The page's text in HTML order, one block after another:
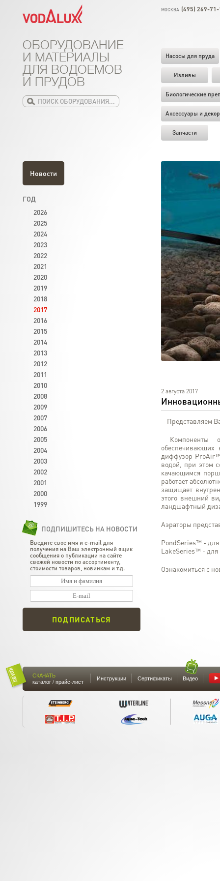
МОСКВА (495) 269-
Насосы для пруда
Изливы
Биологические
Аксессуары и декор
Запчасти
ОБОРУДОВАНИЕ
И МАТЕРИАЛЫ
ДЛЯ ВОДОЕМОВ
И ПРУДОВ
2 августа 2017
Представляем
Компоненты
диффузор
водой, при этом
качающимся
работает
защищает
этого внешний
ландшафтный
Аэраторы
PondSeries™ - для
LakeSeries™ - для
Ознакомиться с
Новости
ГОД
2026
2025
2024
2023
2022
2021
2020
2019
2018
2017
2016
2015
2014
2013
2012
2011
2010
2008
2009
2007
2006
2005
2004
2003
2002
2001
2000
1999
ПОДПИШИТЕСЬ НА НОВОСТИ
Введите свое имя и e-mail для
получения на Ваш электронный ящик
сообщения о публикации на сайте
свежей новости по ассортименту,
стоимости товаров, новинкам и т.д.
ПОДПИСАТЬСЯ
СКАЧАТЬ
каталог / прайс-лист
Инструкции Сертификаты Видео